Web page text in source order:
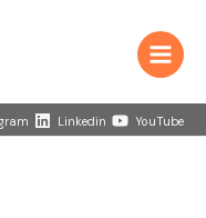
Main
Menu
Linkedin YouTube